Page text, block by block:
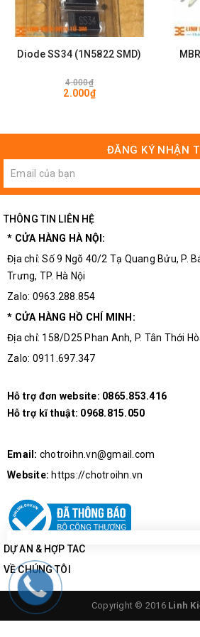
và giá thành hợp lý đều có thể được tìm
kiện điện tử 3M
Diode SS34 (1N5822 SMD)
4.000₫
2.000₫
ĐĂNG KÝ NHẬN
THÔNG TIN LIÊN HỆ
* CỬA HÀNG HÀ NỘI:
Địa chỉ: Số 9 Ngõ 40/2 Tạ Quang Bửu, P.
Trưng, TP. Hà Nội
Zalo: 0963.288.854
* CỬA HÀNG HỒ CHÍ MINH:
Địa chỉ: 158/D25 Phan Anh, P. Tân Thới
Zalo: 0911.697.347
Hỗ trợ đơn website: 0865.853.416
Hỗ trợ kĩ thuật: 0968.815.050
Email: chotroihn.vn@gmail.com
Website: https://chotroihn.vn
DỰ ÁN & HỢP TÁC
VỀ CHÚNG TÔI
Copyright © 2016 Linh